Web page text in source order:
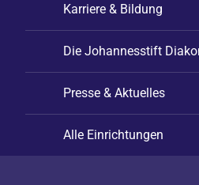
Karriere & Bildung
Die Johannesstift
Presse & Aktuelles
Alle Einrichtungen